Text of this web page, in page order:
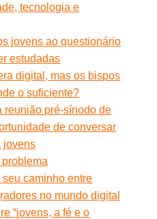
tecnologia e
jovens ao questionário
estudadas
digital, mas os bispos
o suficiente?
reunião pré-sínodo de
de conversar
jovens
caminho entre
no mundo digital
“jovens, a fé e o